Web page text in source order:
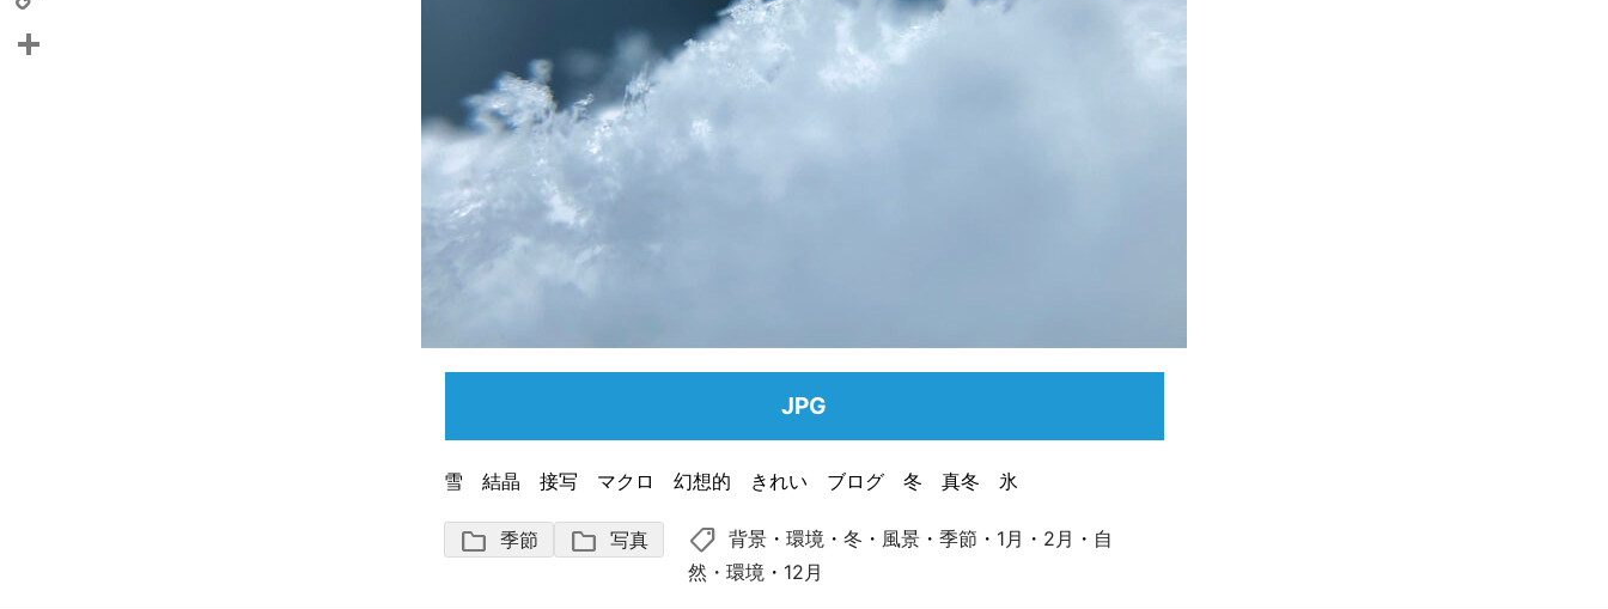
JPG
雪 結晶 接写 マクロ 幻想的 きれい ブログ 冬 真冬 氷
folder 季節 folder 写真 shoppingmode 背景 ・環境 ・冬 ・ 風景 ・季節 ・ 1月 ・ 2月 ・ 自
然・環境 ・ 12月
Copy